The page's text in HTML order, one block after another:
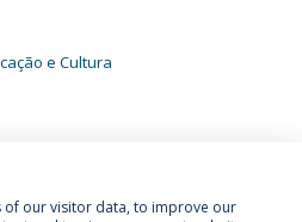
e Cultura
of our visitor data, to improve our